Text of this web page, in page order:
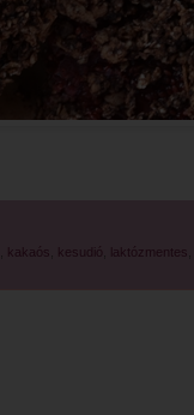
kakaós kesudió laktózmentes